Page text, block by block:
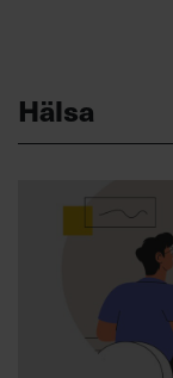
Hälsa